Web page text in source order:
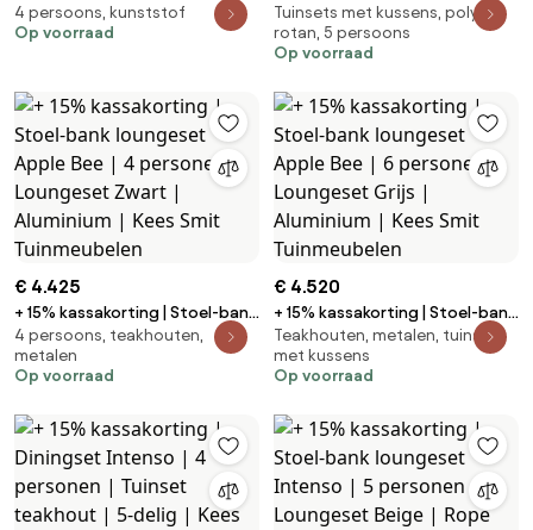
Bellagio | 4 personen polywood
| Tuinset stapelbaar | 5-delig |
4 persoons, kunststof
Op voorraad
loungeset Intenso | 5 personen
| Loungeset Beige | Wicker
(vlechtwerk) | Kees Smit
Tuinsets met kussens, poly
rotan, 5 persoons
Op voorraad
€ 4.425
+ 15% kassakorting | Stoel-bank
loungeset Apple Bee | 4
personen | Loungeset Zwart |
Aluminium | Kees Smit
4 persoons, teakhouten,
metalen
Op voorraad
€ 4.520
+ 15% kassakorting | Stoel-bank
loungeset Apple Bee | 6
personen | Loungeset Grijs |
Aluminium | Kees Smit
Teakhouten, metalen, tuinsets
met kussens
Op voorraad